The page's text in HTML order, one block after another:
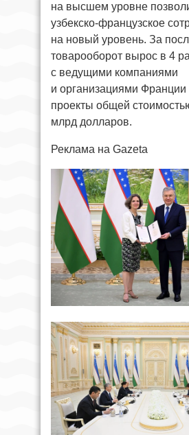
на высшем уровне
узбекско-французское
на новый уровень. За
товарооборот вырос в 4
с ведущими компаниями
и организациями Франции
проекты общей
млрд долларов.
Реклама на Gazeta